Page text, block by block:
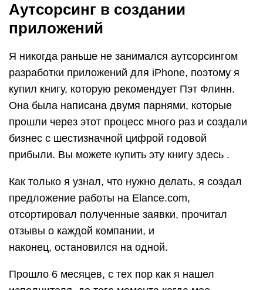
Аутсорсинг в создании
приложений
Я никогда раньше не занимался аутсорсингом
разработки приложений для iPhone, поэтому я
купил книгу, которую рекомендует Пэт Флинн.
Она была написана двумя парнями, которые
прошли через этот процесс много раз и создали
бизнес с шестизначной цифрой годовой
прибыли. Вы можете купить эту книгу здесь .
Как только я узнал, что нужно делать, я создал
предложение работы на Elance.com,
отсортировал полученные заявки, прочитал
отзывы о каждой компании, и
наконец, остановился на одной.
Прошло 6 месяцев, с тех пор как я нашел